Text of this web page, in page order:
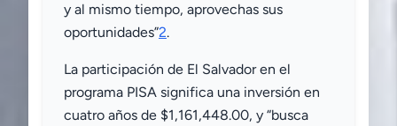
y al mismo tiempo, aprovechas sus
oportunidades”2.
La participación de El Salvador en el
programa PISA significa una inversión en
cuatro años de $1,161,448.00, y “busca